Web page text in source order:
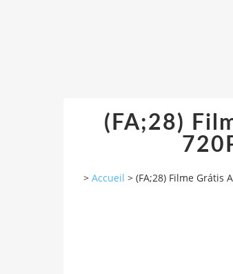
(FA;28)
> Accueil > (FA;28) Filme Grátis